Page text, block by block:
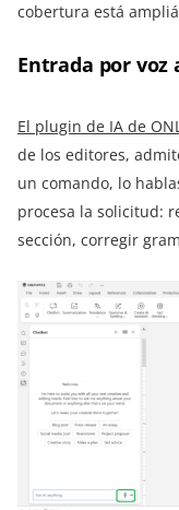
cobertura está
Entrada por voz
El plugin de IA de
de los editores,
un comando, lo
procesa la solicitud:
sección, corregir